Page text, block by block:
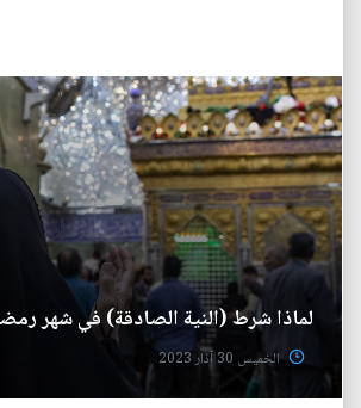
لماذا شرط (النية الصادقة) في شهر
الخميس 30 آذار 2023